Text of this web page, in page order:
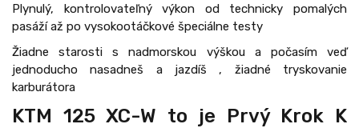
Plynulý, kontrolovateľný výkon od technicky pomalých
pasáží až po vysokootáčkové špeciálne testy
Žiadne starosti s nadmorskou výškou a počasím veď
jednoducho nasadneš a jazdíš , žiadné tryskovanie
karburátora
KTM 125 XC-W to je Prvý Krok K